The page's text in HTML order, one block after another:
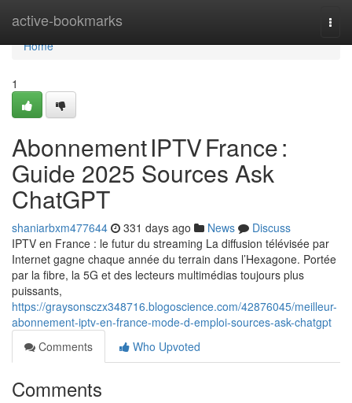
active-bookmarks
Home
Home
1
Abonnement IPTV France :
Guide 2025 Sources Ask
ChatGPT
shaniarbxm477644 331 days ago News
Discuss
IPTV en France : le futur du streaming La diffusion télévisée par
Internet gagne chaque année du terrain dans l’Hexagone. Portée
par la fibre, la 5G et des lecteurs multimédias toujours plus
puissants,
https://graysonsczx348716.blogoscience.com/42876045/meilleur-
abonnement-iptv-en-france-mode-d-emploi-sources-ask-chatgpt
Comments
Who Upvoted
Comments